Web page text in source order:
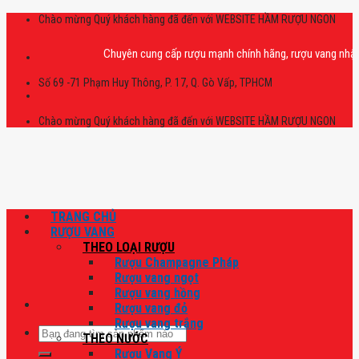
Skip
Chào mừng Quý khách hàng đã đến với WEBSITE HẦM RƯỢU NGON
Chuyên cung cấp rượu mạnh chính hãng, rượu vang nhập
Số 69 -71 Phạm Huy Thông, P. 17, Q. Gò Vấp, TPHCM
Chào mừng Quý khách hàng đã đến với WEBSITE HẦM RƯỢU NGON
Tìm
kiếm:
TRANG CHỦ
RƯỢU VANG
THEO LOẠI RƯỢU
Rượu Champagne Pháp
Rượu vang ngọt
Rượu vang hồng
Rượu vang đỏ
Rượu vang trắng
THEO NƯỚC
Rượu Vang Ý